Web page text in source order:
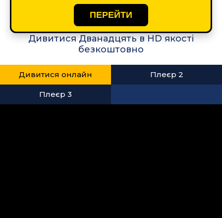
ПЕРЕЙТИ
Дивитися Дванадцять в HD якості
безкоштовно
Дивитися онлайн Плеєр 2
Плеєр 3